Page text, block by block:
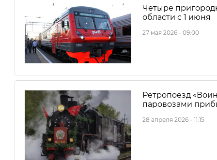
Четыре
области с 1 июня
27 мая 2026 - 09:00
Ретропоезд
паровозами
28 апреля 2026 - 11:15